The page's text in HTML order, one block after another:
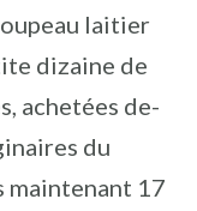
laitier
dizaine de
achetées de-
du
maintenant 17